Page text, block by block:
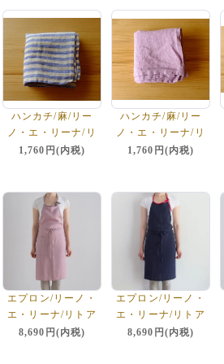
ハンカチ/麻/リー
ノ・エ・リーナ/リ
トアニアリネン/lino
1,760円(内税)
ハンカチ/麻/リー
ノ・エ・リーナ/リ
トアニアリネン/lino
1,760円(内税)
エプロン/リーノ・
エ・リーナ/リトア
ニアリネン/麻/lino
8,690円(内税)
エプロン/リーノ・
エ・リーナ/リトア
ニアリネン/麻/lino
8,690円(内税)